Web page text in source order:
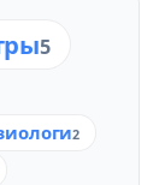
5
2